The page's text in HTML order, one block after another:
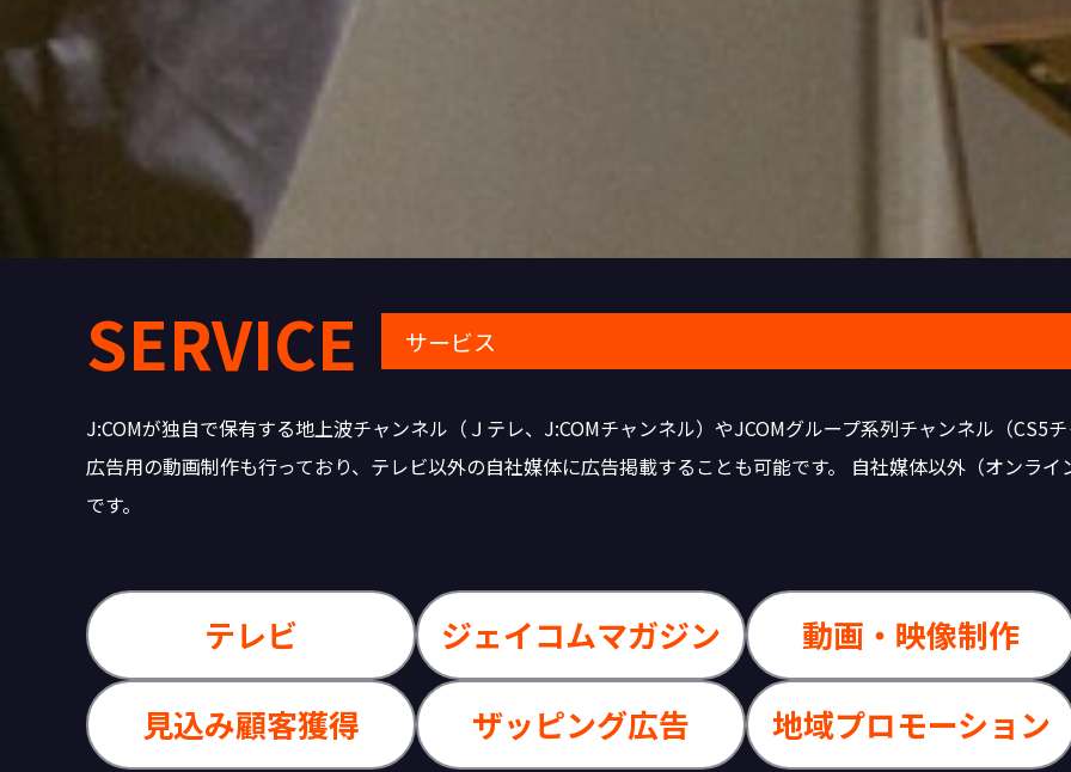
SERVICE サービス
J:COMが独自で保有する地上波チャンネル（Ｊテレ、J:COMチャンネル）やJCOMグループ系列チャンネル（CS5
広告用の動画制作も行っており、テレビ以外の自社媒体に広告掲載することも可能です。 自社媒体以外（オンラ
です。
テレビ ジェイコムマガジン 動画・映像制作
見込み顧客獲得 ザッピング広告 地域プロモーション